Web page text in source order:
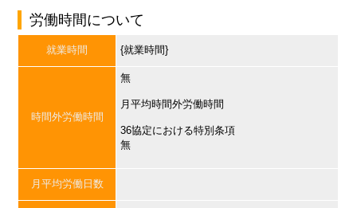
労働時間について
就業時間 {就業時間}
時間外労働時間
無
月平均時間外労働時間
36協定における特別条項
無
月平均労働日数